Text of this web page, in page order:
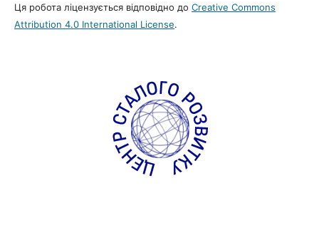
Ця робота ліцензується відповідно до Creative Commons
Attribution 4.0 International License.